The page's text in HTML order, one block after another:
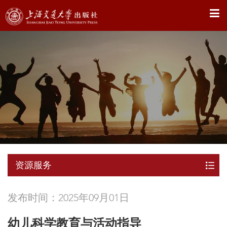
X
资源服务
发布时间：2025年09月01日
幼儿科学教育与活动指导